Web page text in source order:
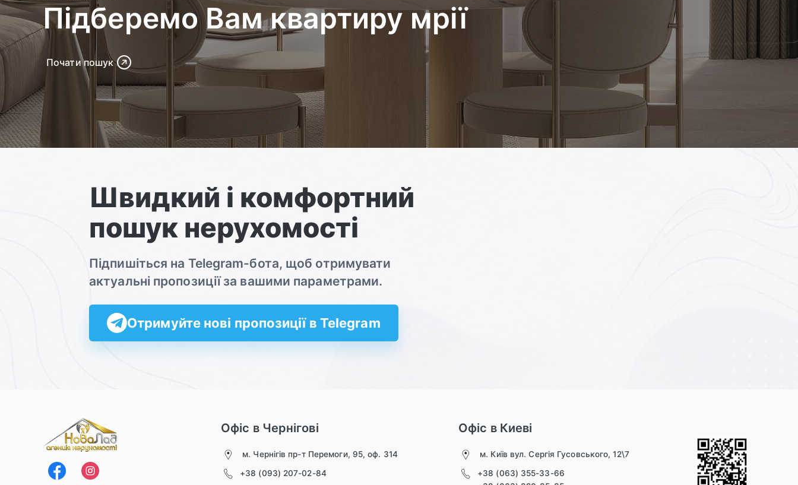
Підберемо Вам квартиру мрії
Почати пошук
Швидкий і комфортний
пошук нерухомості
Підпишіться на Telegram-бота, щоб отримувати
актуальні пропозиції за вашими параметрами.
Отримуйте нові пропозиції в Telegram
Офіс в Чернігові
м. Чернігів пр-т Перемоги, 95, оф. 314
+38 (093) 207-02-84
Офіс в Киеві
м. Київ вул. Сергія Гусовського, 12\7
+38 (063) 355-33-66